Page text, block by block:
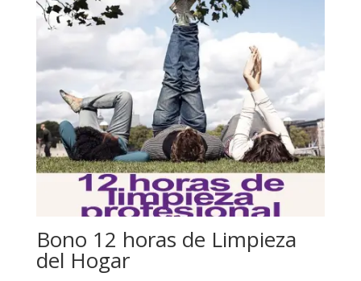
Bono 12 horas de Limpieza
del Hogar